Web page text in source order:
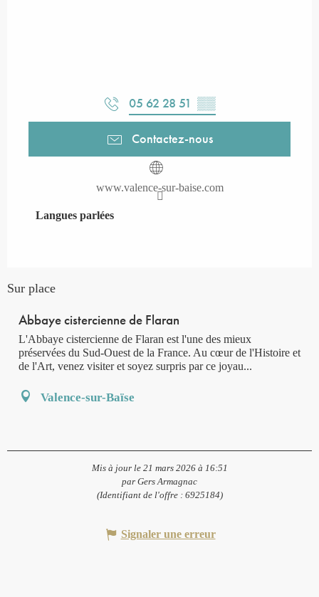
05 62 28 51 ▒▒
Contactez-nous
www.valence-sur-baise.com
Langues parlées
Langues parlées
Sur place
Abbaye cistercienne de Flaran
L'Abbaye cistercienne de Flaran est l'une des mieux
préservées du Sud-Ouest de la France. Au cœur de l'Histoire et
de l'Art, venez visiter et soyez surpris par ce joyau...
Valence-sur-Baïse
Mis à jour le 21 mars 2026 à 16:51
par Gers Armagnac
(Identifiant de l'offre : 6925184)
Signaler une erreur